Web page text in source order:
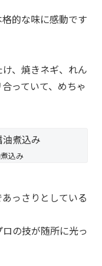
的な味に感動です
、焼きネギ、れん
っていて、めちゃ
込み
っさりとしている
の技が随所に光っ